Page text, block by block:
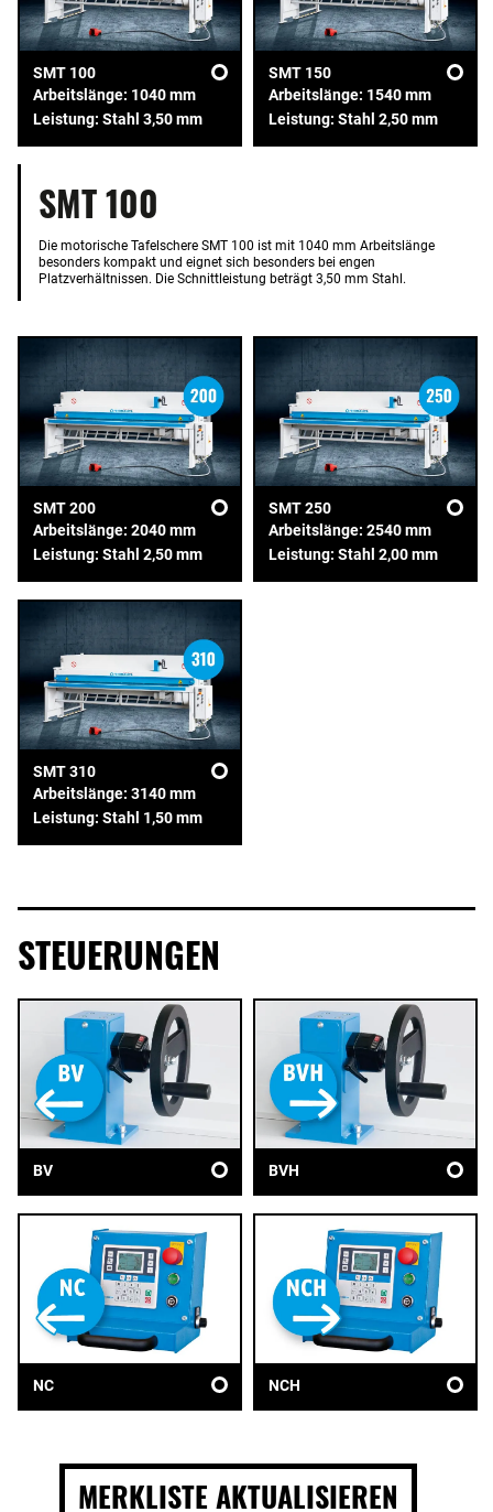
SMT 100
Arbeitslänge: 1040 mm
Leistung: Stahl 3,50 mm
SMT 150
Arbeitslänge: 1540 mm
Leistung: Stahl 2,50 mm
SMT 100
Die motorische Tafelschere SMT 100 ist mit 1040 mm Arbeitslänge
besonders kompakt und eignet sich besonders bei engen
Platzverhältnissen. Die Schnittleistung beträgt 3,50 mm Stahl.
SMT 200
Arbeitslänge: 2040 mm
Leistung: Stahl 2,50 mm
SMT 250
Arbeitslänge: 2540 mm
Leistung: Stahl 2,00 mm
SMT 310
Arbeitslänge: 3140 mm
Leistung: Stahl 1,50 mm
STEUERUNGEN
BV BVH
NC NCH
MERKLISTE AKTUALISIEREN